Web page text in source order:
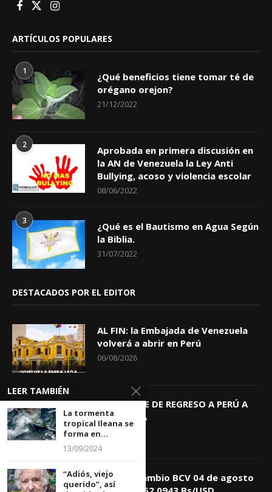
ARTÍCULOS POPULARES
1
¿Qué beneficios tiene tomar té de
orégano orejon?
21/12/2022
2
Aprobada en primera discusión en
la AN de Venezuela la Ley Anti
Bullying, acoso y violencia escolar
08/06/2022
3
¿Qué es el Bautismo en Agua Según
la Biblia.
31/07/2022
DESTACADOS POR EL EDITOR
AL FIN: la Embajada de Venezuela
volverá a abrir en Perú
06/08/2026
KEIKO TRAE DE REGRESO A PERÚ A
GIOVANNA
04/08/2026
Tasa de Cambio BCV 04 de agosto
LEER TAMBIÉN
La tormenta
tropical Ileana se
forma en...
13/09/2024
“Adiós, viejo
querido”, así